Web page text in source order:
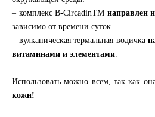
– комплекс B-CircadinTM направлен
зависимо от времени суток.
– вулканическая термальная водичка
витаминами и элементами
Использовать можно всем, так как
кожи!